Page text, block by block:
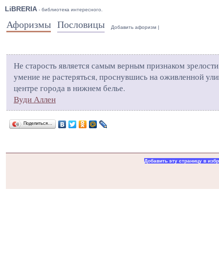
LiBRERIA - библиотека интересного.
Афоризмы Пословицы Добавить афоризм |
Не старость является самым верным признаком
умение не растеряться, проснувшись на оживленной
центре города в нижнем белье.
Вуди Аллен
Поделиться…
Добавить эту страницу в